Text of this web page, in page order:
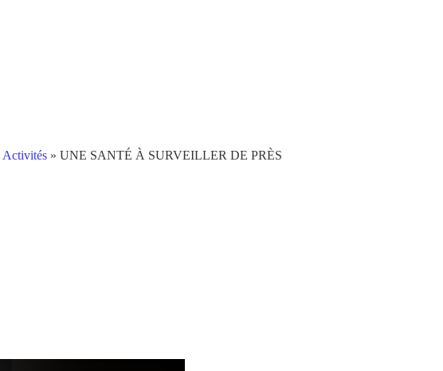
Activités » UNE SANTÉ À SURVEILLER DE PRÈS